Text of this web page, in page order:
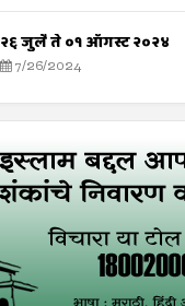
२६ जुलै ते ०१ ऑगस्ट २०२४
7/26/2024